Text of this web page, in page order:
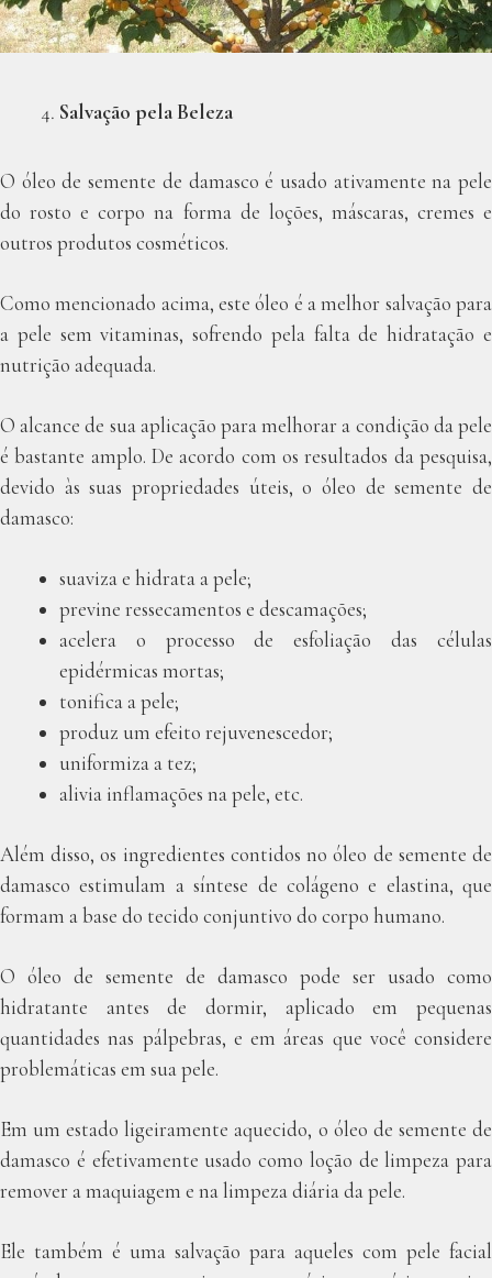
Salvação pela Beleza
O óleo de semente de damasco é usado ativamente na pele
do rosto e corpo na forma de loções, máscaras, cremes e
outros produtos cosméticos.
Como mencionado acima, este óleo é a melhor salvação para
a pele sem vitaminas, sofrendo pela falta de hidratação e
nutrição adequada.
O alcance de sua aplicação para melhorar a condição da pele
é bastante amplo. De acordo com os resultados da pesquisa,
devido às suas propriedades úteis, o óleo de semente de
damasco:
suaviza e hidrata a pele;
previne ressecamentos e descamações;
acelera o processo de esfoliação das células
epidérmicas mortas;
tonifica a pele;
produz um efeito rejuvenescedor;
uniformiza a tez;
alivia inflamações na pele, etc.
Além disso, os ingredientes contidos no óleo de semente de
damasco estimulam a síntese de colágeno e elastina, que
formam a base do tecido conjuntivo do corpo humano.
O óleo de semente de damasco pode ser usado como
hidratante antes de dormir, aplicado em pequenas
quantidades nas pálpebras, e em áreas que você considere
problemáticas em sua pele.
Em um estado ligeiramente aquecido, o óleo de semente de
damasco é efetivamente usado como loção de limpeza para
remover a maquiagem e na limpeza diária da pele.
Ele também é uma salvação para aqueles com pele facial